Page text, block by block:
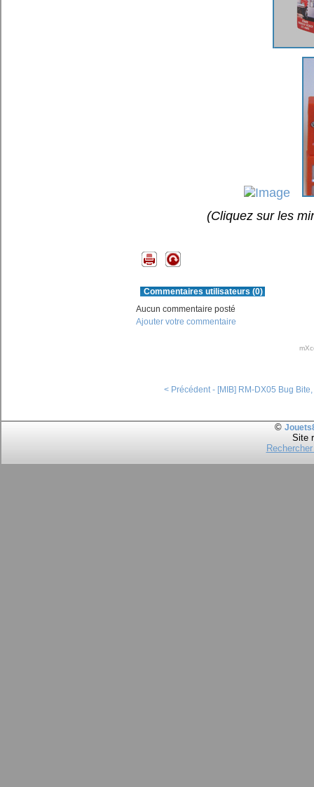
(Cliquez sur les
Commentaires utilisateurs (0)
Aucun commentaire posté
Ajouter votre commentaire
< Précédent - [MIB] RM-DX05 Bug
©
Site